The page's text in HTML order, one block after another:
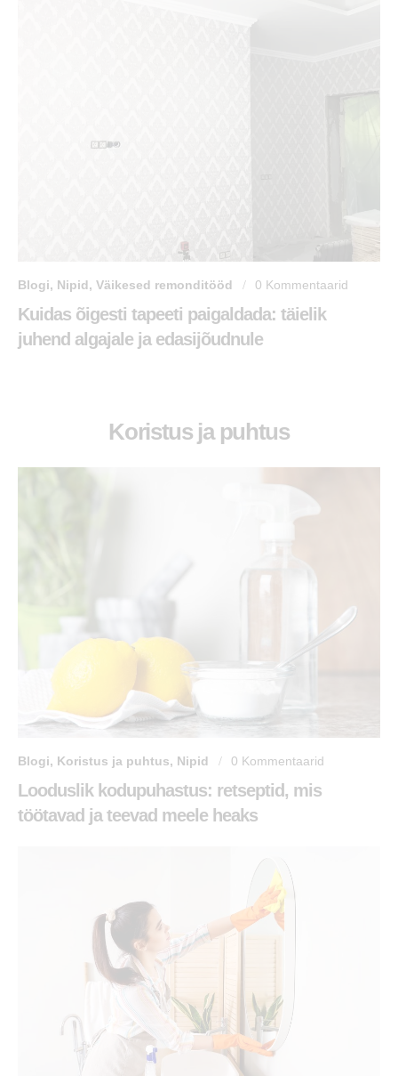
Blogi, Nipid, Väikesed remonditööd 0 Kommentaarid
Kuidas õigesti tapeeti paigaldada: täielik
juhend algajale ja edasijõudnule
Koristus ja puhtus
Blogi, Koristus ja puhtus, Nipid 0 Kommentaarid
Looduslik kodupuhastus: retseptid, mis
töötavad ja teevad meele heaks